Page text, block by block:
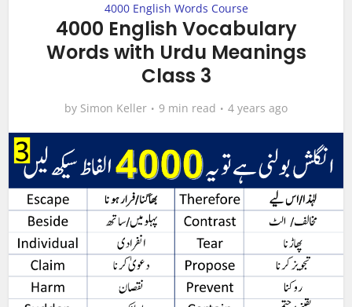
4000 English Words Course
4000 English Vocabulary
Words with Urdu Meanings
Class 3
by Simon Keller 9 min read 4 years ago